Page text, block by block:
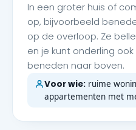
In een groter huis of
op, bijvoorbeeld
op de overloop. Ze
en je kunt onderling
beneden naar boven.
Voor wie: ruime
appartementen met